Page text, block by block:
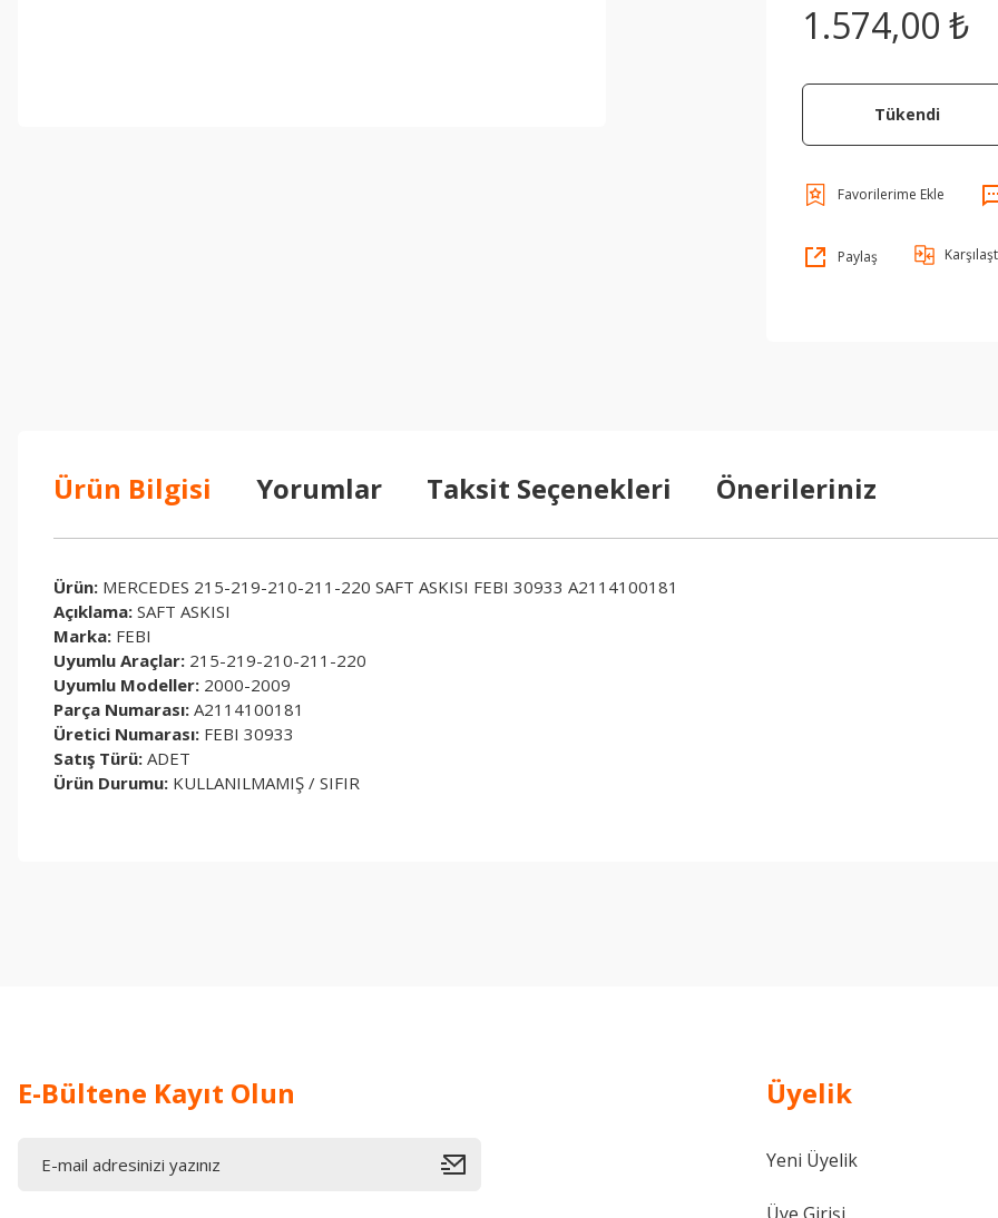
1.574,00 ₺
Tükendi
Paylaş
Ürün Bilgisi Yorumlar Taksit Seçenekleri Önerileriniz
Ürün: MERCEDES 215-219-210-211-220 SAFT ASKISI FEBI 30933 A2114100181
Açıklama: SAFT ASKISI
Marka: FEBI
Uyumlu Araçlar: 215-219-210-211-220
Uyumlu Modeller: 2000-2009
Parça Numarası: A2114100181
Üretici Numarası: FEBI 30933
Satış Türü: ADET
Ürün Durumu: KULLANILMAMIŞ / SIFIR
E-Bültene Kayıt Olun Üyelik
Yeni Üyelik